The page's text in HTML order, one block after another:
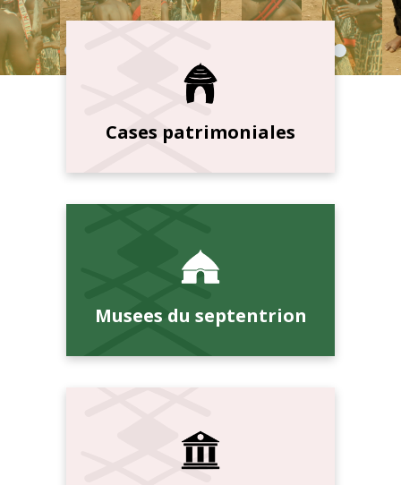
Cases patrimoniales
Musees du septentrion